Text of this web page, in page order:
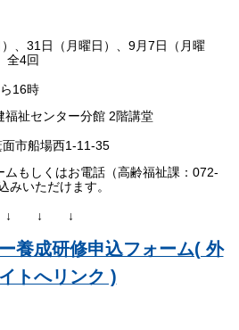
、31日（月曜日）、9月7日（月曜
全4回
時
福祉センター分館 2階講堂
場西1-11-35
ムもしくはお電話（高齢福祉課：072-
みいただけます。
↓ ↓ ↓
養成研修申込フォーム( 外
トへリンク )